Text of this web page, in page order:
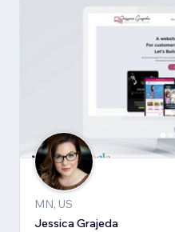
MN, US
Jessica Grajeda